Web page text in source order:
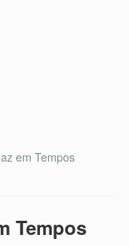
em Tempos
Tempos